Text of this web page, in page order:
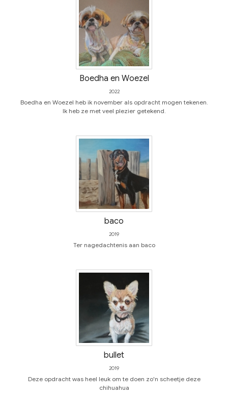
Boedha en Woezel
2022
Boedha en Woezel heb ik november als opdracht mogen tekenen.
Ik heb ze met veel plezier getekend.
baco
2019
Ter nagedachtenis aan baco
bullet
2019
Deze opdracht was heel leuk om te doen zo'n scheetje deze
chihuahua